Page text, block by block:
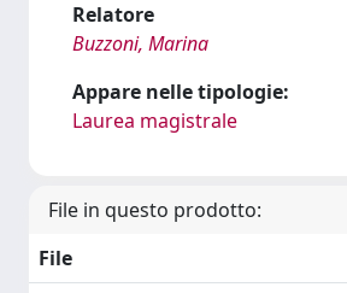
Relatore
Buzzoni, Marina
Appare nelle tipologie:
Laurea magistrale
File in questo prodotto:
File